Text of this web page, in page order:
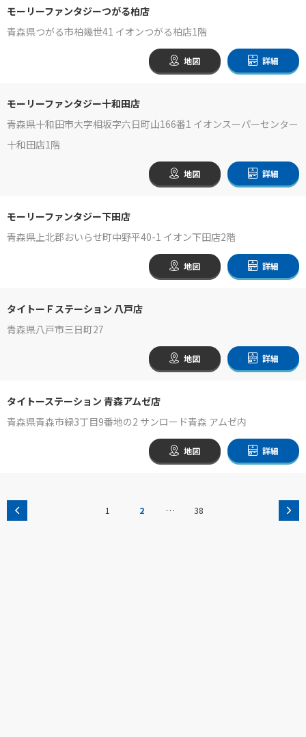
モーリーファンタジーつがる柏店
青森県つがる市柏幾世41 イオンつがる柏店1階
地図 詳細
モーリーファンタジー十和田店
青森県十和田市大字相坂字六日町山166番1 イオンスーパーセンター
十和田店1階
地図 詳細
モーリーファンタジー下田店
青森県上北郡おいらせ町中野平40-1 イオン下田店2階
地図 詳細
タイトーＦステーション 八戸店
青森県八戸市三日町27
地図 詳細
タイトーステーション 青森アムゼ店
青森県青森市緑3丁目9番地の2 サンロード青森 アムゼ内
地図 詳細
1 2 … 38